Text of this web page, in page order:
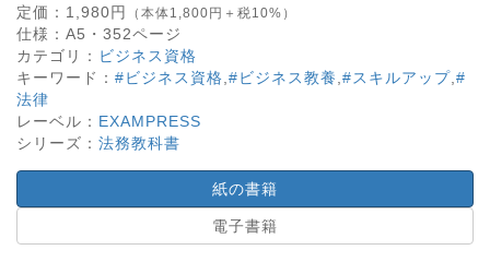
定価： 1,980円 （本体1,800円＋税10%）
仕様： A5・ 352ページ
カテゴリ： ビジネス資格
キーワード： #ビジネス資格 #ビジネス教養 #スキルアップ #
法律
レーベル： EXAMPRESS
シリーズ： 法務教科書
紙の書籍
電子書籍